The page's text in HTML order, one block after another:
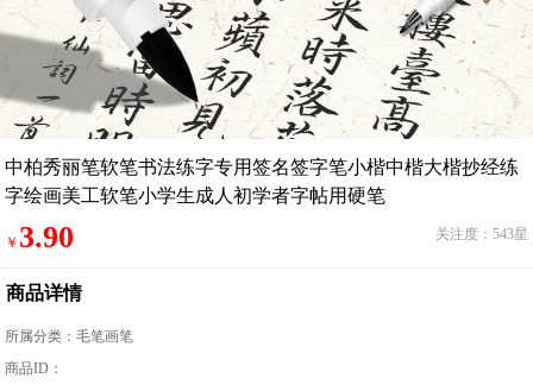
中柏秀丽笔软笔书法练字专用签名签字笔小楷中楷大楷抄经练
字绘画美工软笔小学生成人初学者字帖用硬笔
￥ 3.90 关注度：543星
商品详情
所属分类：毛笔画笔
商品ID：